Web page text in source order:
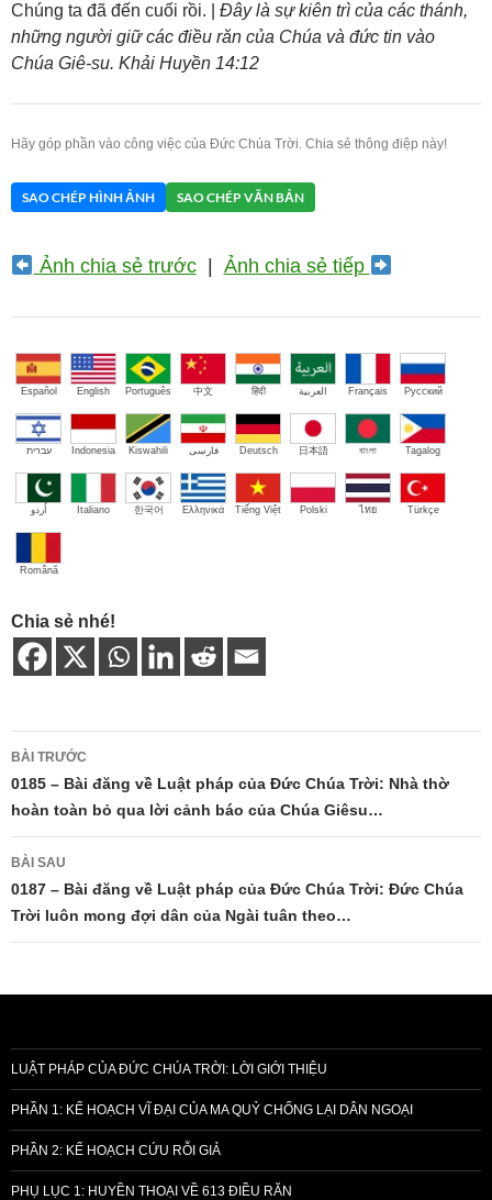
Chúng ta đã đến cuối rồi. | Đây là sự kiên trì của các thánh,
những người giữ các điều răn của Chúa và đức tin vào
Chúa Giê-su. Khải Huyền 14:12
Hãy góp phần vào công việc của Đức Chúa Trời. Chia sẻ thông điệp này!
SAO CHÉP HÌNH ẢNH SAO CHÉP VĂN BẢN
Ảnh chia sẻ trước| Ảnh chia sẻ tiếp
Español English Português 中文 हिंदी العربية Français Русский
עברית Indonesia Kiswahili فارسی Deutsch 日本語 বাংলা Tagalog
اُردو Italiano 한국어 Ελληνικά Tiếng Việt Polski ไทย Türkçe
Română
Chia sẻ nhé!
Điều
hướng
bài
viết
BÀI TRƯỚC
0185 – Bài đăng về Luật pháp của Đức Chúa Trời: Nhà thờ
hoàn toàn bỏ qua lời cảnh báo của Chúa Giêsu…
BÀI SAU
0187 – Bài đăng về Luật pháp của Đức Chúa Trời: Đức Chúa
Trời luôn mong đợi dân của Ngài tuân theo…
LUẬT PHÁP CỦA ĐỨC CHÚA TRỜI: LỜI GIỚI THIỆU
PHẦN 1: KẾ HOẠCH VĨ ĐẠI CỦA MA QUỶ CHỐNG LẠI DÂN NGOẠI
PHẦN 2: KẾ HOẠCH CỨU RỖI GIẢ
PHỤ LỤC 1: HUYỀN THOẠI VỀ 613 ĐIỀU RĂN